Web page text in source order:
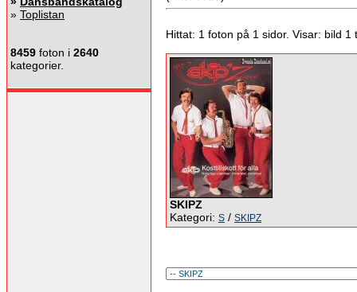
» Toplistan
8459 foton i 2640
kategorier.
Hittat: 1 foton på 1 sidor. Visar: bild 1
SKIPZ
Kategori: S / SKIPZ